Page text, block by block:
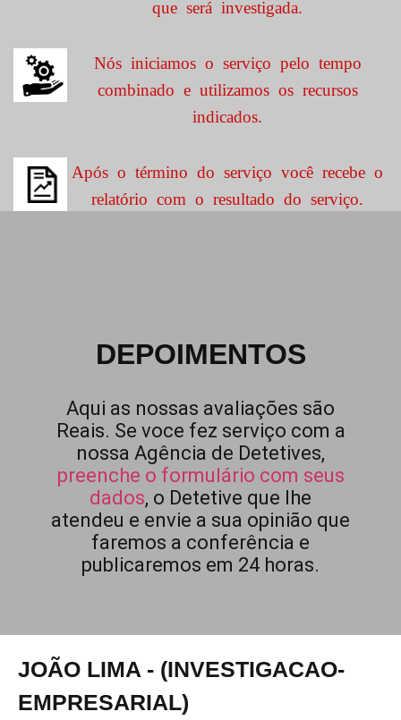
que será investigada.
Nós iniciamos o serviço pelo tempo
combinado e utilizamos os recursos
indicados.
Após o término do serviço você recebe o
relatório com o resultado do serviço.
DEPOIMENTOS
Aqui as nossas avaliações são
Reais. Se voce fez serviço com a
nossa Agência de Detetives,
preenche o formulário com seus
dados, o Detetive que lhe
atendeu e envie a sua opinião que
faremos a conferência e
publicaremos em 24 horas.
JOÃO LIMA - (INVESTIGACAO-
EMPRESARIAL)